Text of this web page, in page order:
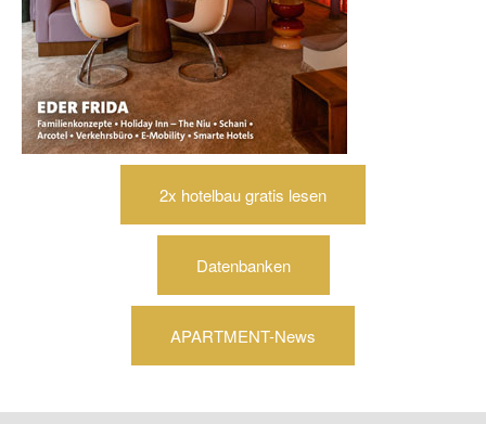
2x hotelbau gratis lesen
Datenbanken
APARTMENT-News